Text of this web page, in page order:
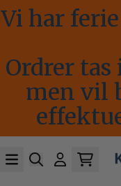
Hopp til innhold
Vi har
Ordrer
men vil